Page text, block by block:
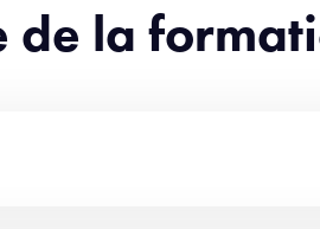
de la